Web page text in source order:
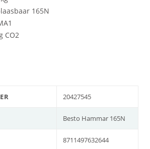
165N
CO2
20427545
Besto Hammar 165N
8711497632644